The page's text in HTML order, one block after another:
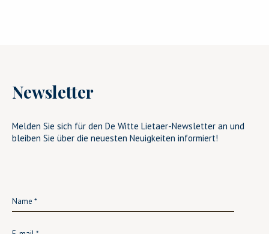
Newsletter
Melden Sie sich für den De Witte Lietaer-Newsletter an und
bleiben Sie über die neuesten Neuigkeiten informiert!